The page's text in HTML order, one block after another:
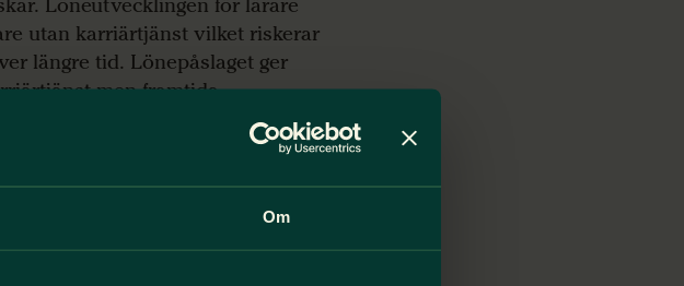
Om
Löneutvecklingen för lärare
utan karriärtjänst vilket riskerar
längre tid. Lönepåslaget ger
men framtida
läraryrket mer